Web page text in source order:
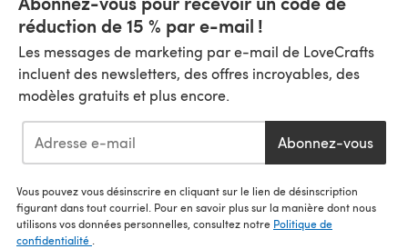
réduction de 15 % par e-mail !
Les messages de marketing par e-mail de LoveCrafts
incluent des newsletters, des offres incroyables, des
modèles gratuits et plus encore.
Abonnez-vous
Vous pouvez vous désinscrire en cliquant sur le lien de désinscription
figurant dans tout courriel. Pour en savoir plus sur la manière dont nous
utilisons vos données personnelles, consultez notre Politique de
confidentialité